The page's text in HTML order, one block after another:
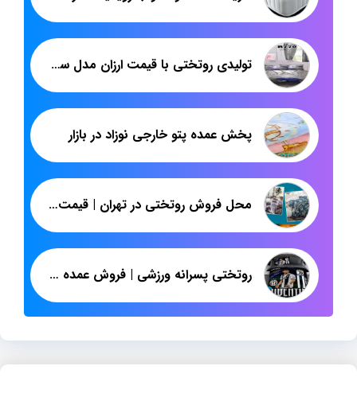
تولیدی روتختی با قیمت ارزان مدل سه بعدی
پخش عمده پتو خارجی نوزاد در بازار
محل فروش روتختی در تهران | قیمت عمده روتختی پسرانه | پاندا
روتختی پسرانه ورزشی | فروش عمده روتختی یک نفره | پاندا